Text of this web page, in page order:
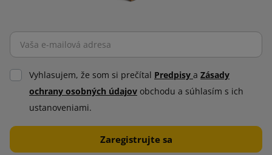
Vyhlasujem, že som si prečítal Predpisy a Zásady
ochrany osobných údajov obchodu a súhlasím s ich
ustanoveniami.